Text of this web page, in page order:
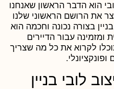
הוא הדבר הראשון שאנחנו
את הרושם הראשוני שלנו
בצורה נכונה וחכמה הוא
עבור הדיירים
לקרוא את כל מה שצריך
לובי בניין